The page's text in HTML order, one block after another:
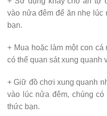
vào nửa đêm để ăn nhẹ lúc
bạn.
+ Mua hoặc làm một con
có thể quan sát xung quanh
+ Giữ đồ chơi xung quanh
vào lúc nửa đêm, chúng
thức bạn.